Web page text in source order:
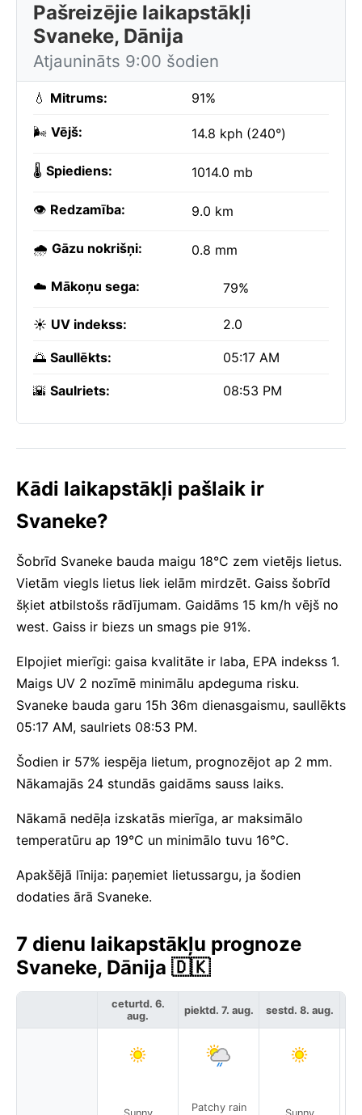
Pašreizējie laikapstākļi
Svaneke, Dānija
Atjaunināts 9:00 šodien
💧 Mitrums: 91%
🌬️ Vējš: 14.8 kph (240°)
🌡️ Spiediens: 1014.0 mb
👁️ Redzamība: 9.0 km
🌧️ Gāzu nokrišņi: 0.8 mm
☁️ Mākoņu sega: 79%
☀️ UV indekss: 2.0
🌅 Saullēkts: 05:17 AM
🌇 Saulriets: 08:53 PM
Kādi laikapstākļi pašlaik ir
Svaneke?
Šobrīd Svaneke bauda maigu 18°C zem vietējs lietus.
Vietām viegls lietus liek ielām mirdzēt. Gaiss šobrīd
šķiet atbilstošs rādījumam. Gaidāms 15 km/h vējš no
west. Gaiss ir biezs un smags pie 91%.
Elpojiet mierīgi: gaisa kvalitāte ir laba, EPA indekss 1.
Maigs UV 2 nozīmē minimālu apdeguma risku.
Svaneke bauda garu 15h 36m dienasgaismu, saullēkts
05:17 AM, saulriets 08:53 PM.
Šodien ir 57% iespēja lietum, prognozējot ap 2 mm.
Nākamajās 24 stundās gaidāms sauss laiks.
Nākamā nedēļa izskatās mierīga, ar maksimālo
temperatūru ap 19°C un minimālo tuvu 16°C.
Apakšējā līnija: paņemiet lietussargu, ja šodien
dodaties ārā Svaneke.
7 dienu laikapstākļu prognoze
Svaneke, Dānija 🇩🇰
ceturtd. 6.
aug.
piektd. 7. aug.
Patchy rain
sestd. 8. aug.